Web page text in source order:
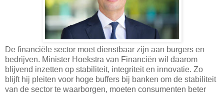
De financiële sector moet dienstbaar zijn aan burgers en
bedrijven. Minister Hoekstra van Financiën wil daarom
blijvend inzetten op stabiliteit, integriteit en innovatie. Zo
blijft hij pleiten voor hoge buffers bij banken om de stabiliteit
van de sector te waarborgen, moeten consumenten beter